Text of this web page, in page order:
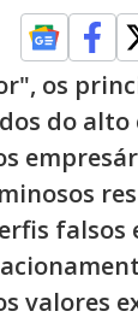
os
do alto
falsos
valores